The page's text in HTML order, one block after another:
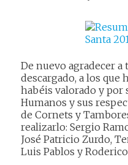
De nuevo agradecer a
descargado, a los que
habéis valorado y por
Humanos y sus
de Cornets y
realizarlo: Sergio
José Patricio Zurdo,
Luis Pablos y